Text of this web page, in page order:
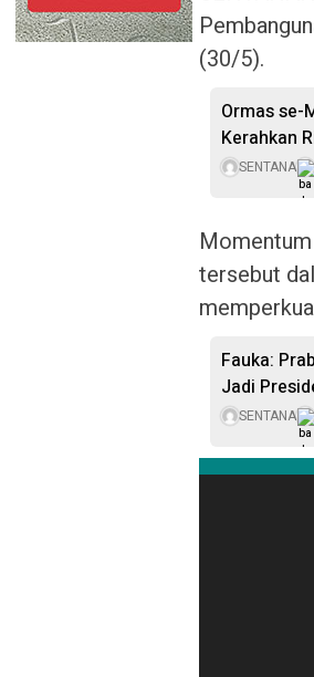
(30/5).
Ormas se-
Kerahkan
SENTANA
tersebut
Fauka:
Jadi
SENTANA